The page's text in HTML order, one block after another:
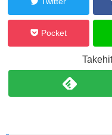
Pocket